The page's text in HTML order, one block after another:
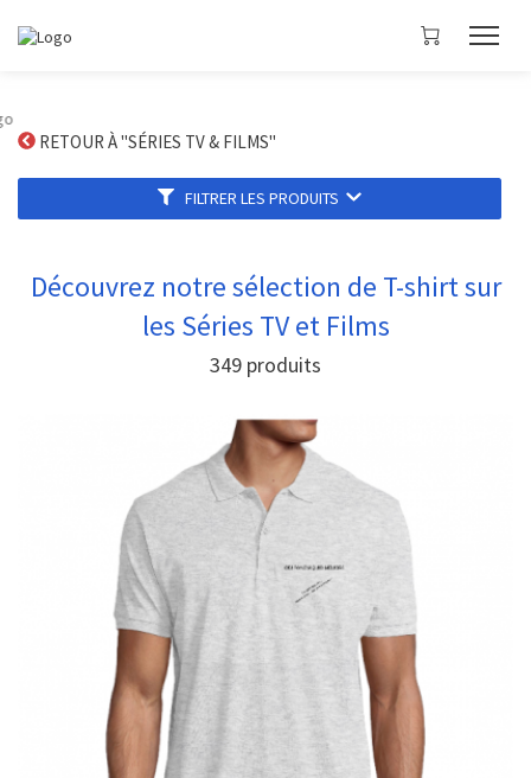
FILTRER LES PRODUITS
les Séries TV et Films
349produits